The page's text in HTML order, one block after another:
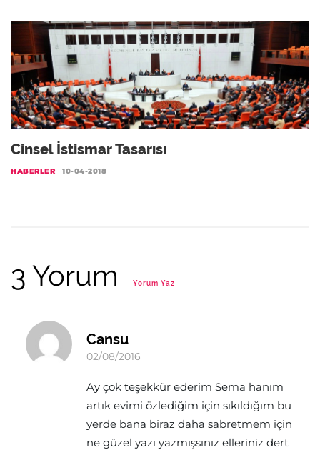
Cinsel İstismar Tasarısı
HABERLER 10-04-2018
3 Yorum Yorum Yaz
Cansu
02/08/2016
Ay çok teşekkür ederim Sema hanım
artık evimi özlediğim için sıkıldığım bu
yerde bana biraz daha sabretmem için
ne güzel yazı yazmışsınız elleriniz dert